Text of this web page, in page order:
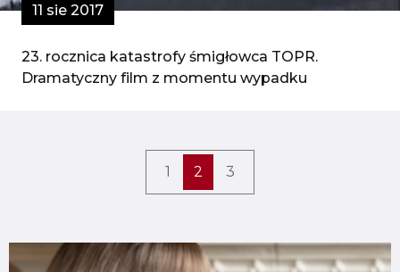
11 sie 2017
23. rocznica katastrofy śmigłowca TOPR.
Dramatyczny film z momentu wypadku
1 2 3